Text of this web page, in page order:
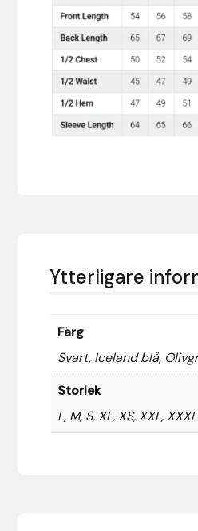
Ytterligare
Färg
Svart, Iceland blå,
Storlek
L, M, S, XL, XS, XXL, XXXL
G Boots
Globus Sport
Hesta Gallery
Horse Guard
HRÍMNIR
Iceland Pet